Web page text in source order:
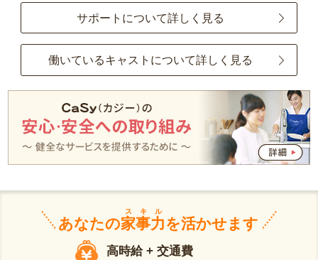
サポートについて詳しく見る
働いているキャストについて詳しく見る
あなたの家事力
スキル
を活かせます
高時給 + 交通費